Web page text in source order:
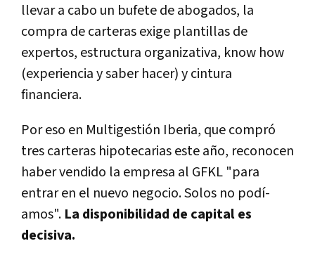
llevar a cabo un bufete de abogados, la
compra de carteras exige plantillas de
expertos, estructura organizativa, know how
(experiencia y saber hacer) y cintura
financiera.
Por eso en Multigestión Iberia, que compró
tres carteras hipotecarias este año, reconocen
haber vendido la empresa al GFKL "para
entrar en el nuevo negocio. Solos no podí­
amos". La disponibilidad de capital es
decisiva.